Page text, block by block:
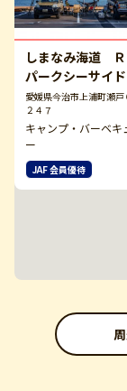
しまなみ海道 Ｒ
パークシーサイ
愛媛県今治市上浦町瀬戸
２４７
キャンプ・バーベキ
ー
JAF 会員優待